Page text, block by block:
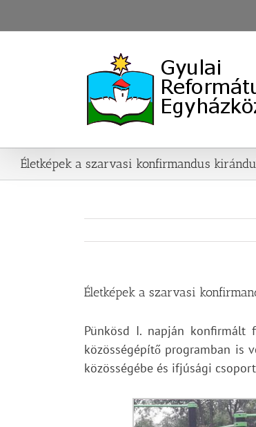
to
Életképek a szarvasi konfirmandus
Életképek a szarvasi
Pünkösd I. napján konfirmált
közösségépítő programban is
közösségébe és ifjúsági